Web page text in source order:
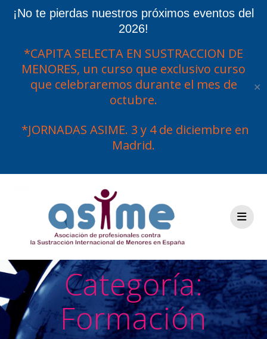
¡No te pierdas nuestros próximos eventos del
2026!
*CAPITA SELECTA EN SUSTRACCION DE
MENORES, un curso que exclusivo curso
que celebraremos durante el mes de
octubre.
*JORNADAS ASIME. 3 y 4 de diciembre en
Madrid.
✕
contenido
Categoría:
Formación